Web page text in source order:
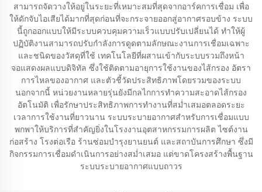
สามารถจัดวางให้อยู่ในระยะที่เหมาะสมที่สุดจากอาร์คการเชื่อม เพื่อ
ให้ดักจับไอเสียได้มากที่สุดก่อนที่จะกระจายออกสู่อากาศรอบข้าง ระบบ
นี้ถูกออกแบบให้มีระบบควบคุมความเร็วแบบปรับเปลี่ยนได้ ทำให้ผู้
ปฏิบัติงานสามารถปรับกำลังการดูดตามลักษณะงานการเชื่อมเฉพาะ
และชนิดของวัสดุที่ใช้ เทคโนโลยีที่ผสานเข้ากับระบบรวมถึงหน้า
จอแสดงผลแบบดิจิทัล ซึ่งใช้ติดตามอายุการใช้งานของไส้กรอง อัตรา
การไหลของอากาศ และตัวชี้วัดประสิทธิภาพโดยรวมของระบบ
นอกจากนี้ หน่วยงานหลายรุ่นยังมีกลไกการทำความสะอาดไส้กรอง
อัตโนมัติ เพื่อรักษาประสิทธิภาพการทำงานที่สม่ำเสมอตลอดระยะ
เวลาการใช้งานที่ยาวนาน ระบบระบายอากาศสำหรับการเชื่อมแบบ
พกพาให้บริการที่สำคัญยิ่งในโรงงานอุตสาหกรรมการผลิต ไซต์งาน
ก่อสร้าง โรงต่อเรือ ร้านซ่อมบำรุงยานยนต์ และสถาบันการศึกษา ซึ่งมี
กิจกรรมการเชื่อมดำเนินการอย่างสม่ำเสมอ แต่ขาดโครงสร้างพื้นฐาน
ระบบระบายอากาศแบบถาวร